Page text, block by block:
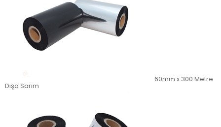
60mm x 300 Metre
Dışa Sarım